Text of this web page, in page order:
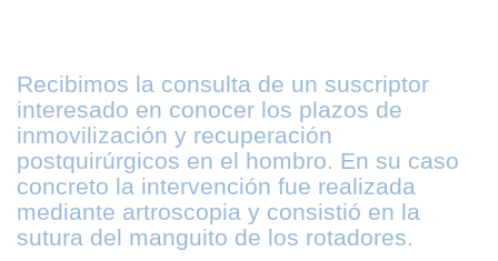
Recibimos la consulta de un suscriptor
interesado en conocer los plazos de
inmovilización y recuperación
postquirúrgicos en el hombro. En su caso
concreto la intervención fue realizada
mediante artroscopia y consistió en la
sutura del manguito de los rotadores.